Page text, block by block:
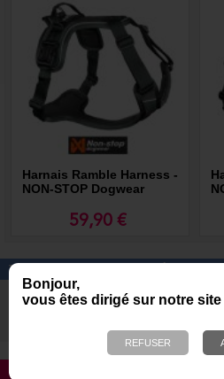
Bonjour,
vous êtes dirigé sur notre site
Harnais Ramble Harness -
NON-STOP Dogwear
59,90 €
TREKKING ET RANDONNÉE
pratiquer